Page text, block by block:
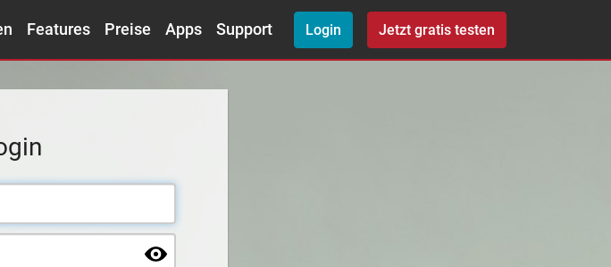
Features Preise Apps Support Login Jetzt gratis testen